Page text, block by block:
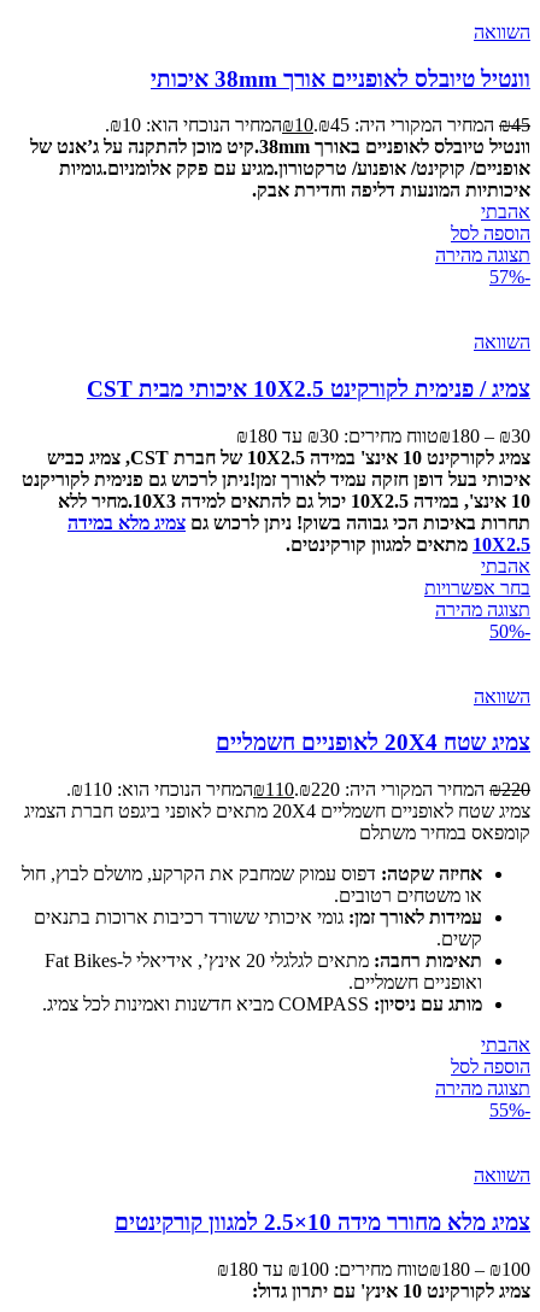
השוואה
וונטיל טיובלס לאופניים אורך 38mm איכותי
₪45 המחיר המקורי היה: ₪45. ₪10
המחיר הנוכחי הוא: ₪10.
וונטיל טיובלס לאופניים באורך 38mm.
קיט מוכן להתקנה על ג’אנט של
אופניים/ קוקינט/ אופנוע/ טרקטורון.מגיע עם פקק אלומניום.גומיות
איכותיות המונעות דליפה וחדירת אבק.
אהבתי
הוספה לסל
תצוגה מהירה
-57%
השוואה
צמיג / פנימית לקורקינט 10X2.5 איכותי מבית CST
₪30
–
₪180
טווח מחירים: ⁦₪30⁩ עד ⁦₪180⁩
צמיג לקורקינט 10 אינצ' במידה 10X2.5 של חברת CST, צמיג כביש
איכותי בעל דופן חזקה עמיד לאורך זמן!ניתן לרכוש גם פנימית לקוריקנט
10 אינצ', במידה 10X2.5 יכול גם להתאים למידה 10X3.
מחיר ללא
תחרות באיכות הכי גבוהה בשוק! ניתן לרכוש גם צמיג מלא במידה
10X2.5 מתאים למגוון קורקינטים.
אהבתי
בחר אפשרויות
תצוגה מהירה
-50%
השוואה
צמיג שטח 20X4 לאופניים חשמליים
₪220 המחיר המקורי היה: ₪220. ₪110
המחיר הנוכחי הוא: ₪110.
צמיג שטח לאופניים חשמליים 20X4 מתאים לאופני ביגפט חברת הצמיג
קומפאס במחיר משתלם
אחיזה שקטה: דפוס עמוק שמחבק את הקרקע, מושלם לבוץ, חול
או משטחים רטובים.
עמידות לאורך זמן: גומי איכותי ששורד רכיבות ארוכות בתנאים
קשים.
תאימות רחבה:
מתאים לגלגלי 20 אינץ’, אידיאלי ל-Fat Bikes
ואופניים חשמליים.
מותג עם ניסיון:
אהבתי
הוספה לסל
תצוגה מהירה
-55%
השוואה
צמיג מלא מחורר מידה 10×2.5 למגוון קורקינטים
₪100
–
₪180
טווח מחירים: ⁦₪100⁩ עד ⁦₪180⁩
צמיג לקורקינט 10 אינץ' עם יתרון גדול: